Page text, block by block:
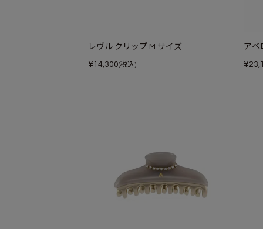
レヴル クリップ M サイズ
¥14,300(税込)
アペ
¥